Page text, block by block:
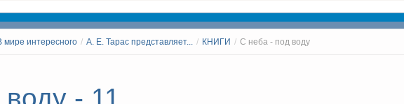
мире интересного / А. Е. Тарас представляет... / КНИГИ / С неба - под воду